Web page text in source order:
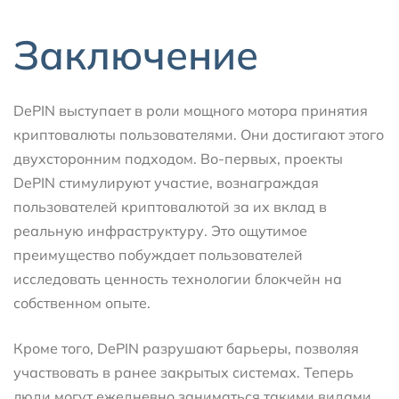
Заключение
DePIN выступает в роли мощного мотора принятия
криптовалюты пользователями. Они достигают этого
двухсторонним подходом. Во-первых, проекты
DePIN стимулируют участие, вознаграждая
пользователей криптовалютой за их вклад в
реальную инфраструктуру. Это ощутимое
преимущество побуждает пользователей
исследовать ценность технологии блокчейн на
собственном опыте.
Кроме того, DePIN разрушают барьеры, позволяя
участвовать в ранее закрытых системах. Теперь